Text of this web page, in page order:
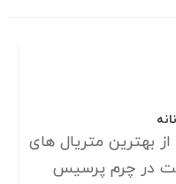
بهترین متریال های
در چرم پرسیس